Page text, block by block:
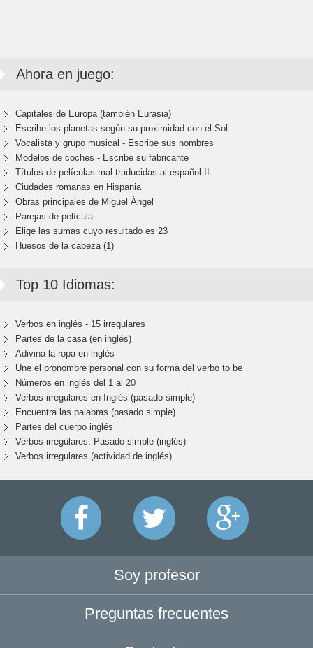
Ahora en juego:
Capitales de Europa (también Eurasia)
Escribe los planetas según su proximidad con el Sol
Vocalista y grupo musical - Escribe sus nombres
Modelos de coches - Escribe su fabricante
Títulos de películas mal traducidas al español II
Ciudades romanas en Hispania
Obras principales de Miguel Ángel
Parejas de película
Elige las sumas cuyo resultado es 23
Huesos de la cabeza (1)
Top 10 Idiomas:
Verbos en inglés - 15 irregulares
Partes de la casa (en inglés)
Adivina la ropa en inglés
Une el pronombre personal con su forma del verbo to be
Números en inglés del 1 al 20
Verbos irregulares en Inglés (pasado simple)
Encuentra las palabras (pasado simple)
Partes del cuerpo inglés
Verbos irregulares: Pasado simple (inglés)
Verbos irregulares (actividad de inglés)
Soy profesor
Preguntas frecuentes